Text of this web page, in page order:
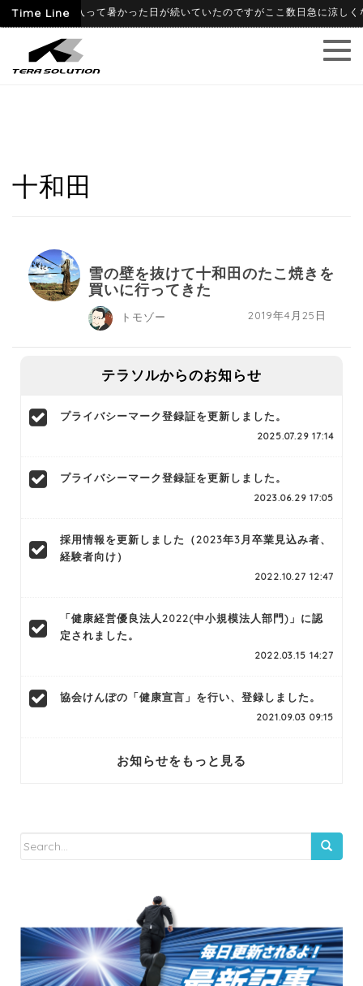
Time Line
06-09 6月に入って暑かった日が続いていたのですがここ数日急に涼しく
十和田
雪の壁を抜けて十和田のたこ焼きを
買いに行ってきた
2019年4月25日
トモゾー
テラソルからのお知らせ
プライバシーマーク登録証を更新しました。
2025.07.29 17:14
プライバシーマーク登録証を更新しました。
2023.06.29 17:05
採用情報を更新しました（2023年3月卒業見込み者、
経験者向け）
2022.10.27 12:47
「健康経営優良法人2022(中小規模法人部門)」に認
定されました。
2022.03.15 14:27
協会けんぽの「健康宣言」を行い、登録しました。
2021.09.03 09:15
お知らせをもっと見る